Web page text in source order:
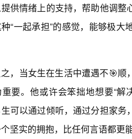
供情绪上的支持，帮助他调
“一起承担”的感觉，能够极
，当女生在生活中遭遇不🎯
要。他或许会笨拙地想要“
可以通过倾听，通过分担家
坚实的拥抱，比任何言语都更